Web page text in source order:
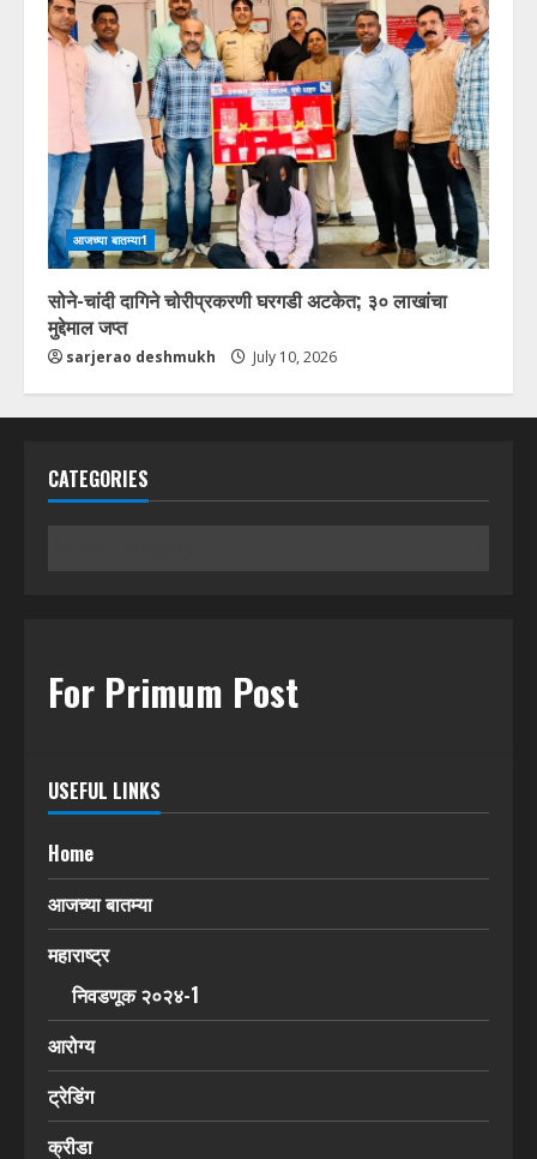
आजच्या बातम्या1
सोने-चांदी दागिने चोरीप्रकरणी घरगडी अटकेत; ३० लाखांचा
मुद्देमाल जप्त
sarjerao deshmukh July 10, 2026
CATEGORIES
For Primum Post
USEFUL LINKS
Home
आजच्या बातम्या
महाराष्ट्र
निवडणूक २०२४-1
आरोग्य
ट्रेडिंग
क्रीडा